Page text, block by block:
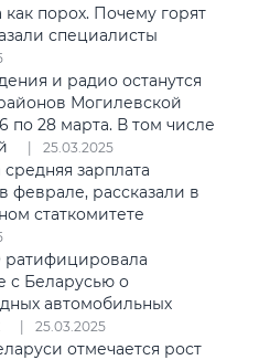
как порох. Почему горят
специалисты
и радио останутся
Могилевской
по 28 марта. В том числе
25.03.2025
зарплата
феврале, рассказали в
статкомитете
ратифицировала
с Беларусью о
автомобильных
25.03.2025
отмечается рост